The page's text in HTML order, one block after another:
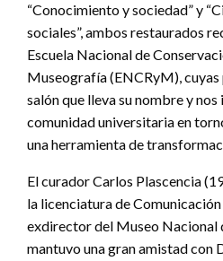
“Conocimiento y sociedad” y
sociales”, ambos restaurados
Escuela Nacional de
Museografía (ENCRyM), cuyas
salón que lleva su nombre y
comunidad universitaria en
una herramienta de
El curador Carlos Plascencia
la licenciatura de
exdirector del Museo Nacional
mantuvo una gran amistad con